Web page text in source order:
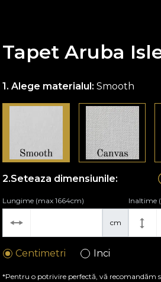
Tapet Aruba
Alege materialul:Smooth
Seteaza dimensiunile:
cm
Lungime (max 1664cm) Inaltime
Centimetri Inci
*Pentru o potrivire perfectă, vă recomandăm